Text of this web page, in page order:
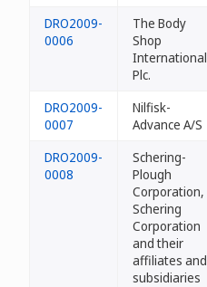
DRO2009-
0006
The Body
Shop
International
Plc.
DRO2009-
0007
Nilfisk-
Advance A/S
DRO2009-
0008
Schering-
Plough
Corporation,
Schering
Corporation
and their
affiliates and
subsidiaries